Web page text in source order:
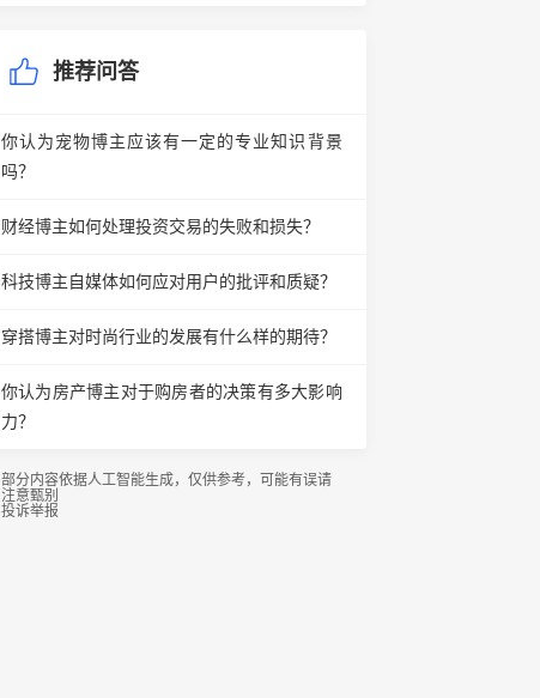
推荐问答
你认为宠物博主应该有一定的专业知识背景
吗？
财经博主如何处理投资交易的失败和损失？
科技博主自媒体如何应对用户的批评和质疑？
穿搭博主对时尚行业的发展有什么样的期待？
你认为房产博主对于购房者的决策有多大影响
力？
部分内容依据人工智能生成，仅供参考，可能有误请
注意甄别
投诉举报